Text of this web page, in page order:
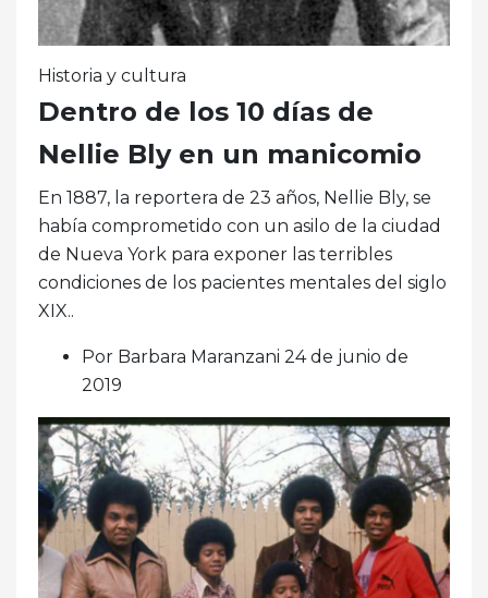
Historia y cultura
Dentro de los 10 días de
Nellie Bly en un manicomio
En 1887, la reportera de 23 años, Nellie Bly, se
había comprometido con un asilo de la ciudad
de Nueva York para exponer las terribles
condiciones de los pacientes mentales del siglo
XIX..
Por Barbara Maranzani 24 de junio de
2019